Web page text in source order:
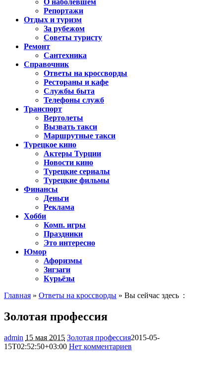
О наболевшем
Репортажи
Отдых и туризм
За рубежом
Советы туристу
Ремонт
Сантехника
Справочник
Ответы на кроссворды
Рестораны и кафе
Службы быта
Телефоны служб
Транспорт
Вертолеты
Вызвать такси
Маршрутные такси
Турецкое кино
Актеры Турции
Новости кино
Турецкие сериалы
Турецкие фильмы
Финансы
Деньги
Реклама
Хобби
Комп. игры
Праздники
Это интересно
Юмор
Афоризмы
Зигзаги
Курьёзы
Главная » Ответы на кроссворды » Вы сейчас здесь :
Золотая профессия
admin 15 мая 2015 Золотая профессия2015-05-
15T02:52:50+03:00 Нет комментариев